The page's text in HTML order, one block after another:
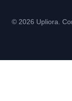
© 2026 Upliora.